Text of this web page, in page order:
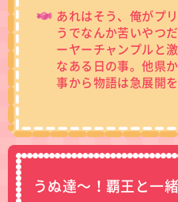
あれはそう、俺がプ
うでなんか苦いやつ
ーヤーチャンプルと
なある日の事。他県
事から物語は急展開
うぬ達～！覇王と一